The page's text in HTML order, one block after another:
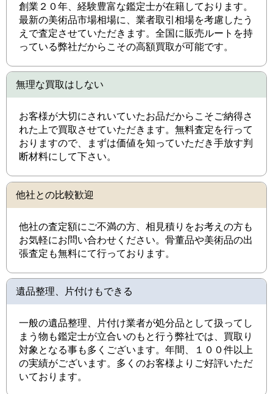
創業２０年、経験豊富な鑑定士が在籍しております。
最新の美術品市場相場に、業者取引相場を考慮したう
えで査定させていただきます。全国に販売ルートを持
っている弊社だからこその高額買取が可能です。
無理な買取はしない
お客様が大切にされいていたお品だからこそご納得さ
れた上で買取させていただきます。無料査定を行って
おりますので、まずは価値を知っていただき手放す判
断材料にして下さい。
他社との比較歓迎
他社の査定額にご不満の方、相見積りをお考えの方も
お気軽にお問い合わせください。骨董品や美術品の出
張査定も無料にて行っております。
遺品整理、片付けもできる
一般の遺品整理、片付け業者が処分品として扱ってし
まう物も鑑定士が立合いのもと行う弊社では、買取り
対象となる事も多くございます。年間、１００件以上
の実績がございます。多くのお客様よりご好評いただ
いております。